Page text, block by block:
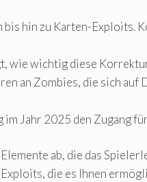
hin zu Karten-Exploits.
wie wichtig diese
an Zombies, die sich auf
Jahr 2025 den Zugang
ab, die das
die es Ihnen